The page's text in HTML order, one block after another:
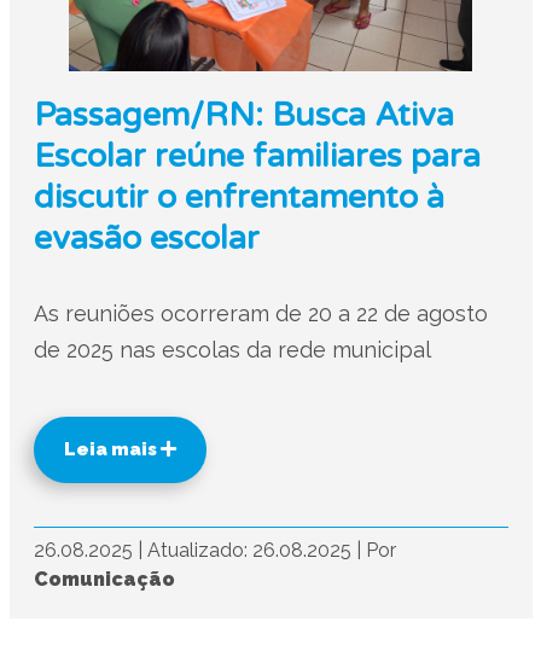
Passagem/RN: Busca Ativa
Escolar reúne familiares para
discutir o enfrentamento à
evasão escolar
As reuniões ocorreram de 20 a 22 de agosto
de 2025 nas escolas da rede municipal
Leia mais
26.08.2025 Atualizado: 26.08.2025
Por
Comunicação